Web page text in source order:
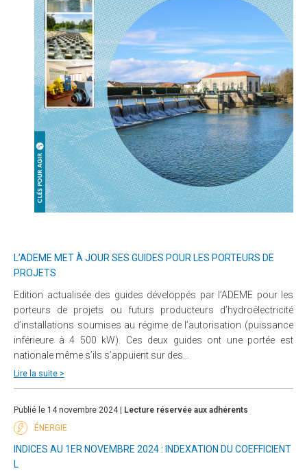
L’ADEME MET À JOUR SES GUIDES POUR LES PORTEURS DE
PROJETS
Edition actualisée des guides développés par l’ADEME pour les
porteurs de projets ou futurs producteurs d’hydroélectricité
d’installations soumises au régime de l’autorisation (puissance
inférieure à 4 500 kW). Ces deux guides ont une portée est
nationale même s’ils s’appuient sur des...
Lire la suite >
Publié le 14 novembre 2024 |
Lecture réservée aux adhérents
ÉNERGIE
INDICES AU 1ER NOVEMBRE 2024 : INDEXATION DU COEFFICIENT
L